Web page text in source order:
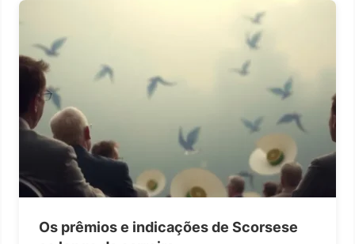
Os prêmios e indicações de Scorsese